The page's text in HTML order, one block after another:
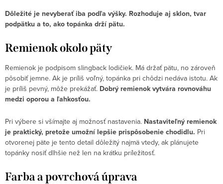
Dôležité je nevyberať iba podľa výšky. Rozhoduje aj sklon, tvar
podpätku a to, ako topánka drží pätu.
Remienok okolo päty
Remienok je podpisom slingback lodičiek. Má držať pätu, no zároveň
pôsobiť jemne. Ak je príliš voľný, topánka pri chôdzi nedáva istotu. Ak
je príliš pevný, môže prekážať. Dobrý remienok vytvára rovnováhu
medzi oporou a ľahkosťou.
Pri výbere si všímajte aj možnosť nastavenia. Nastaviteľný remienok
je praktický, pretože umožní lepšie prispôsobenie chodidlu. Pri
otvorenej päte je tento detail dôležitý najmä vtedy, ak plánujete
topánky nosiť dlhšie než len na krátku príležitosť.
Farba a povrchová úprava